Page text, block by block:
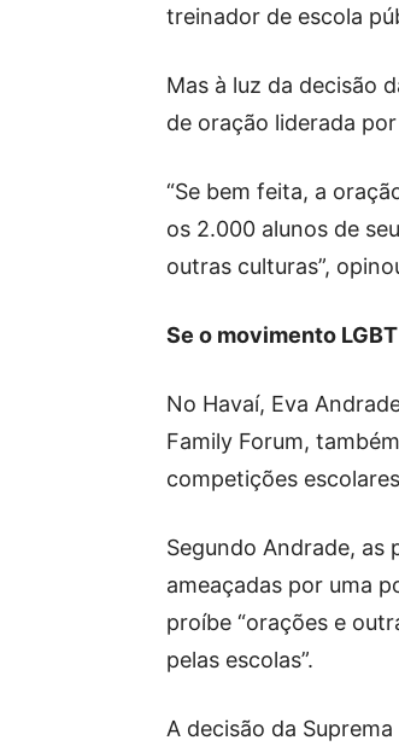
treinador de escola
Mas à luz da decisão
de oração liderada
“Se bem feita, a
os 2.000 alunos de
outras culturas”,
Se o movimento
No Havaí, Eva
Family Forum,
competições
Segundo Andrade, as
ameaçadas por uma
proíbe “orações e
pelas escolas”.
A decisão da